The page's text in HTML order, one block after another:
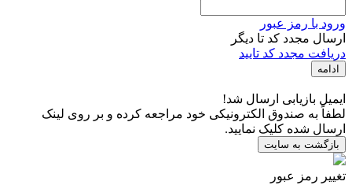
ورود با رمز عبور
ارسال مجدد کد تا دیگر
دریافت مجدد کد تایید
ادامه
ایمیل بازیابی ارسال شد!
لطفاً به صندوق الکترونیکی خود مراجعه کرده و بر روی لینک
ارسال شده کلیک نمایید.
بازگشت به سایت
تغییر رمز عبور